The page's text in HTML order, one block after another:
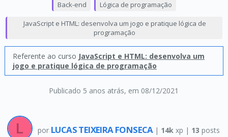
Publicado 5 anos atrás, em 08/12/2021
Back-end Lógica de programação
JavaScript e HTML: desenvolva um jogo e pratique lógica de
programação
Referente ao curso JavaScript e HTML: desenvolva um
jogo e pratique lógica de programação
por LUCAS TEIXEIRA FONSECA | 14k xp | 13 posts